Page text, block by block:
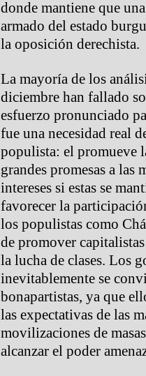
donde mantiene que
armado del estado
la oposición derechista.
La mayoría de los
diciembre han fallado
esfuerzo pronunciado
fue una necesidad real
populista: el promueve
grandes promesas a las
intereses si estas se
favorecer la
los populistas como
de promover
la lucha de clases. Los
inevitablemente se
bonapartistas, ya que
las expectativas de las
movilizaciones de
alcanzar el poder